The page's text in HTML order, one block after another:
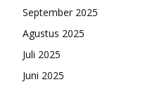
September 2025
Agustus 2025
Juli 2025
Juni 2025